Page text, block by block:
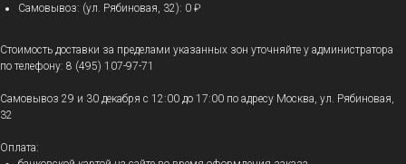
Самовывоз: (ул. Рябиновая, 32): 0 ₽
Стоимость доставки за пределами указанных зон уточняйте у администратора
по телефону: 8 (495) 107-97-71
Самовывоз 29 и 30 декабря с 12:00 до 17:00 по адресу Москва, ул. Рябиновая,
32
Оплата: